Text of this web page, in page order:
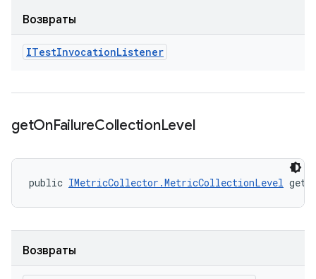
Возвраты
ITestInvocationListener
getOnFailureCollectionLevel
public IMetricCollector.MetricCollectionLevel
Возвраты